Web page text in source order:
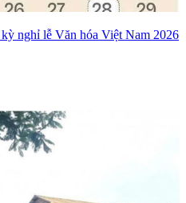
nghỉ lễ Văn hóa Việt Nam 2026